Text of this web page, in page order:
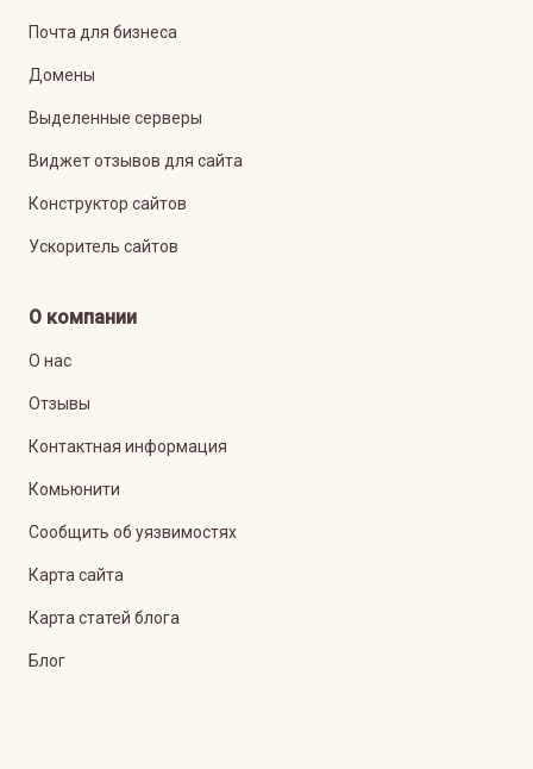
Почта для бизнеса
Домены
Выделенные серверы
Виджет отзывов для сайта
Конструктор сайтов
Ускоритель сайтов
О компании
О нас
Отзывы
Контактная информация
Комьюнити
Сообщить об уязвимостях
Карта сайта
Карта статей блога
Блог